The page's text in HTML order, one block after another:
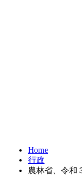
Home
行政
農林省、令和